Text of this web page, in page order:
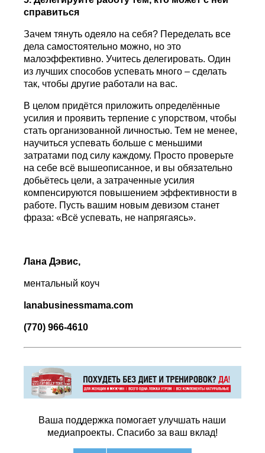
справиться
Зачем тянуть одеяло на себя? Переделать все
дела самостоятельно можно, но это
малоэффективно. Учитесь делегировать. Один
из лучших способов успевать много – сделать
так, чтобы другие работали на вас.
В целом придётся приложить определённые
усилия и проявить терпение с упорством, чтобы
стать организованной личностью. Тем не менее,
научиться успевать больше с меньшими
затратами под силу каждому. Просто проверьте
на себе всё вышеописанное, и вы обязательно
добьётесь цели, а затраченные усилия
компенсируются повышением эффективности в
работе. Пусть вашим новым девизом станет
фраза: «Всё успевать, не напрягаясь».
Лана Дэвис,
ментальный коуч
lanabusinessmama.com
(770) 966-4610
Ваша поддержка помогает улучшать наши
медиапроекты. Спасибо за ваш вклад!